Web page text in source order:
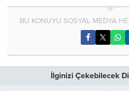
BU KONUYU SOSYAL MEDYA
İlginizi Çekebilecek